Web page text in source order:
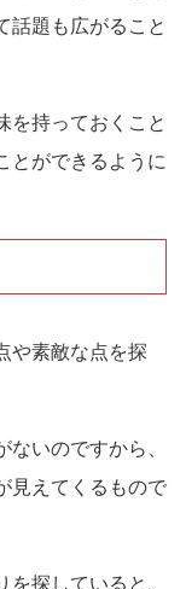
話題も広がること
を持っておくこと
とができるように
や素敵な点を探
いのですから、
見えてくるもので
探していると、